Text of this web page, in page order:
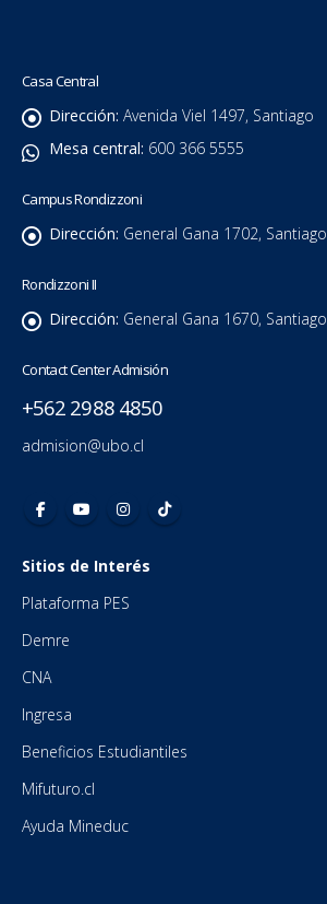
Casa Central
Dirección: Avenida Viel 1497, Santiago
Mesa central: 600 366 5555
Campus Rondizzoni
Dirección: General Gana 1702, Santiago
Rondizzoni II
Dirección: General Gana 1670, Santiago
Contact Center Admisión
+562 2988 4850
admision@ubo.cl
Sitios de Interés
Plataforma PES
Demre
CNA
Ingresa
Beneficios Estudiantiles
Mifuturo.cl
Ayuda Mineduc